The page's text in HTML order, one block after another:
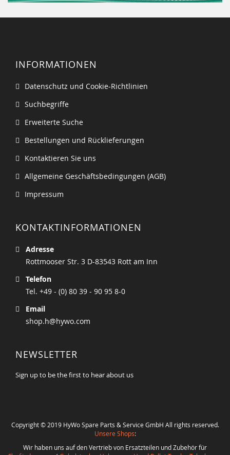
INFORMATIONEN
Datenschutz und Cookie-Richtlinien
Suchbegriffe
Erweiterte Suche
Bestellungen und Rücklieferungen
Kontaktieren Sie uns
Allgemeine Geschäftsbedingungen (AGB)
Impressum
KONTAKTINFORMATIONEN
Adresse
Rottmooser Str. 3 D-83543 Rott am Inn
Telefon
Tel. +49 - (0) 80 39 - 90 95 8-0
Email
shop.h@hywo.com
NEWSLETTER
Sign up to be the first to hear about us
Copyright © 2019 HyWo Spare Parts & Service GmbH All rights reserved.
Unsere Shops:
Wir haben uns auf den Vertrieb von Ersatzteilen und Zubehör für